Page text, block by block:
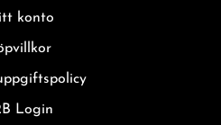
konto
Login